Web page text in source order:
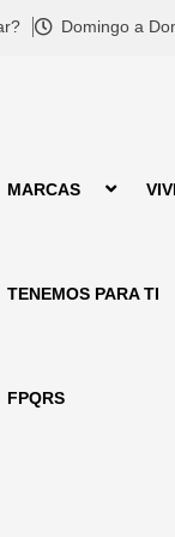
Domingo a
MARCAS
TENEMOS PARA TI
FPQRS